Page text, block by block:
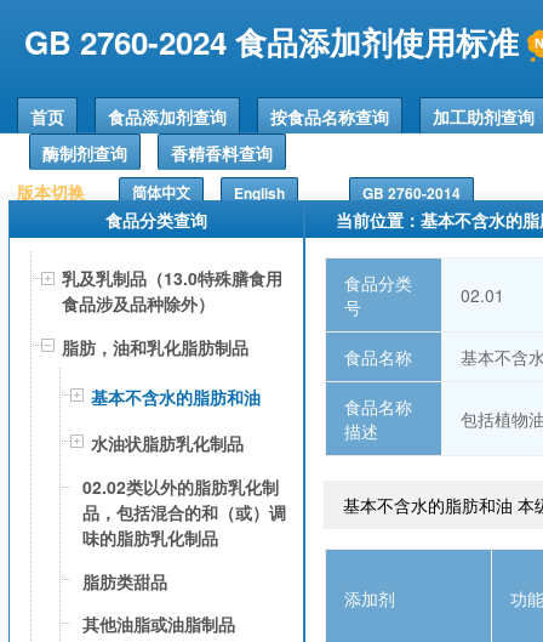
GB 2760-2024 食品添加剂使用标准
首页 食品添加剂查询 按食品名称查询
加工助剂查询
酶制剂查询
香精香料查询
版本切换
简体中文 English GB 2760-2014
食品分类查询
乳及乳制品（13.0特殊膳食用
食品涉及品种除外）
脂肪，油和乳化脂肪制品
基本不含水的脂肪和油
水油状脂肪乳化制品
02.02类以外的脂肪乳化制
品，包括混合的和（或）调
味的脂肪乳化制品
脂肪类甜品
其他油脂或油脂制品
当前位置：基本不含水的
食品分类
号
02.01
食品名称 基本不含
食品名称
描述
包括植物
基本不含水的脂肪和油 本
添加剂 功能